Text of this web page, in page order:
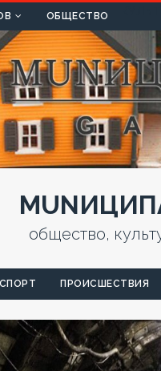
ОБЩЕСТВО
общество,
СПОРТ ПРОИСШЕСТВИЯ